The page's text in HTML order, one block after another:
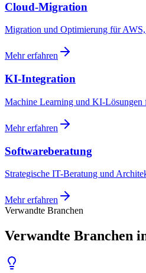
Cloud-Migration
Migration und Optimierung für
Mehr erfahren
KI-Integration
Machine Learning und KI-Lösungen
Mehr erfahren
Softwareberatung
Strategische IT-Beratung und
Mehr erfahren
Verwandte Branchen
Verwandte Branchen